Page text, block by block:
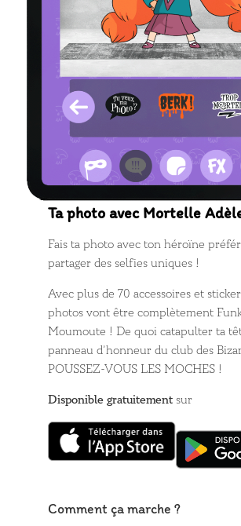
Ta photo avec Mortelle
Fais ta photo avec ton héroïne
partager des selfies uniques !
Avec plus de 70 accessoires et
photos vont être complètement
Moumoute ! De quoi catapulter ta
panneau d’honneur du club des
POUSSEZ-VOUS LES MOCHES !
Disponible gratuitement sur
Comment ça marche ?